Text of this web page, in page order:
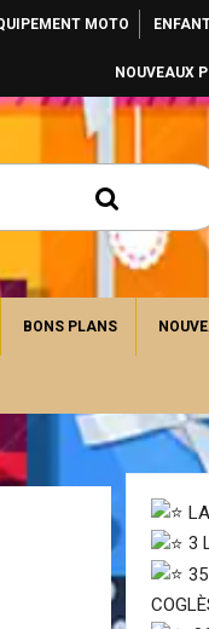
MOTO
NOUVEAUX
BONS PLANS
3